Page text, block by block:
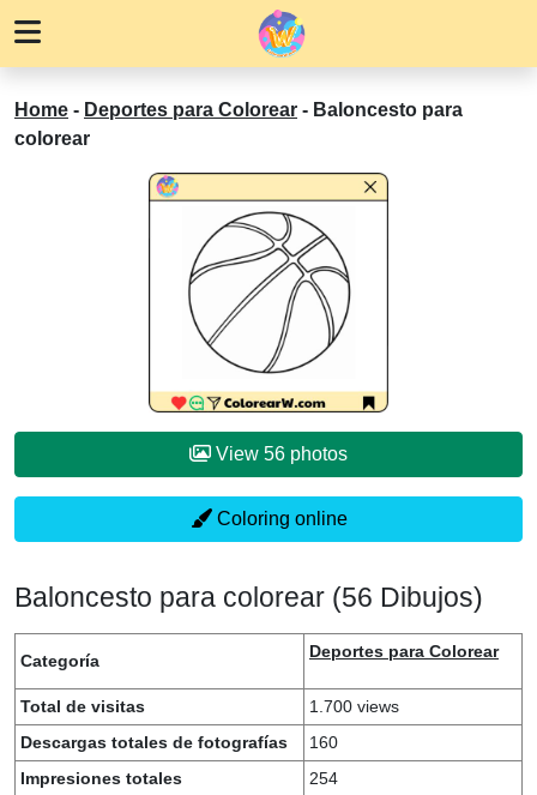
Home - Deportes para Colorear - Baloncesto para
colorear
View 56 photos
Coloring online
Baloncesto para colorear (56 Dibujos)
Categoría Deportes para Colorear
Total de visitas
1.700 views
Descargas totales de fotografías
160
Impresiones totales
254